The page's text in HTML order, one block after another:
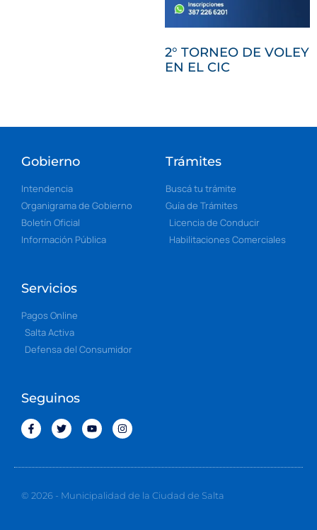
2° TORNEO DE VOLEY
EN EL CIC
Gobierno
Intendencia
Organigrama de Gobierno
Boletín Oficial
Información Pública
Trámites
Buscá tu trámite
Guía de Trámites
Licencia de Conducir
Habilitaciones Comerciales
Servicios
Pagos Online
Salta Activa
Defensa del Consumidor
Seguinos
© 2026 - Municipalidad de la Ciudad de Salta